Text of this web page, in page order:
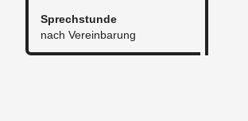
​Sprech­stun­de
nach Ver­ein­ba­rung